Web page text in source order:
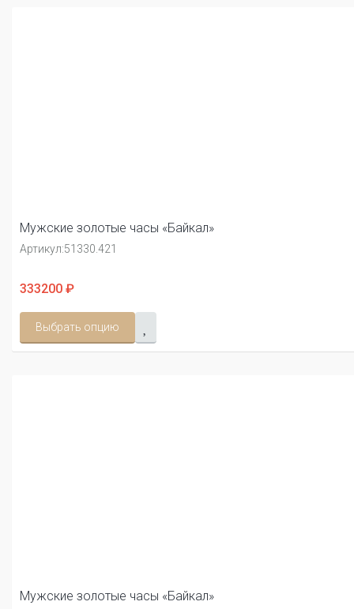
Мужские золотые часы «Байкал»
Артикул:51330.421
333200 ₽
Выбрать опцию
Мужские золотые часы «Байкал»